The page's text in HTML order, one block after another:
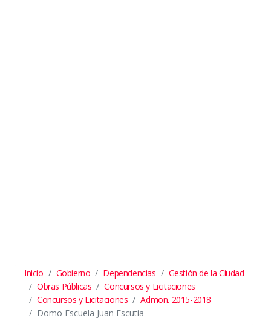
Inicio Gobierno Dependencias
Gestión de la Ciudad
Obras Públicas
Concursos y Licitaciones
Concursos y Licitaciones
Admon. 2015-2018
Domo Escuela Juan Escutia